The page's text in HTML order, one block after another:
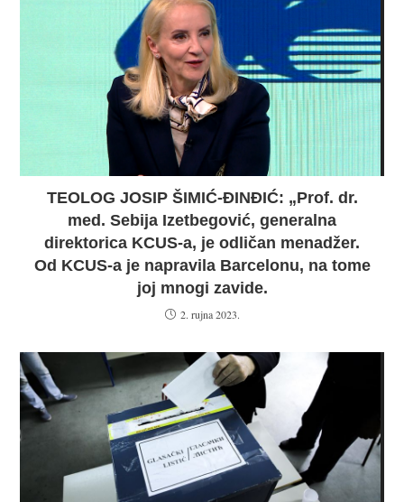
TEOLOG JOSIP ŠIMIĆ-ĐINĐIĆ: „Prof. dr.
med. Sebija Izetbegović, generalna
direktorica KCUS-a, je odličan menadžer.
Od KCUS-a je napravila Barcelonu, na tome
joj mnogi zavide.
2. rujna 2023.